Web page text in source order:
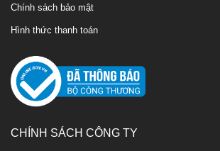
Chính sách bảo mật
Hình thức thanh toán
CHÍNH SÁCH CÔNG TY